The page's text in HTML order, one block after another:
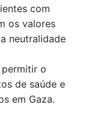
com
os valores
neutralidade
o
de saúde e
em Gaza.